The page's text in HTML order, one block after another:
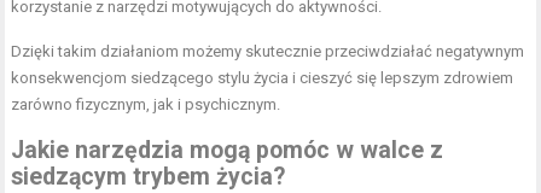
korzystanie z narzędzi motywujących do aktywności.
Dzięki takim działaniom możemy skutecznie przeciwdziałać negatywnym
konsekwencjom siedzącego stylu życia i cieszyć się lepszym zdrowiem
zarówno fizycznym, jak i psychicznym.
Jakie narzędzia mogą pomóc w walce z
siedzącym trybem życia?